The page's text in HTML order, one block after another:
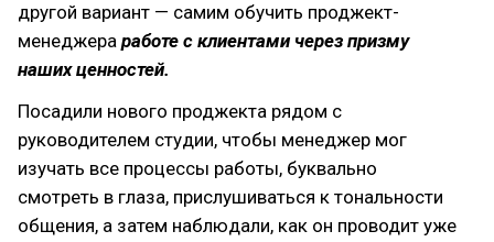
другой вариант — самим обучить проджект-
менеджера работе с клиентами через призму
наших ценностей.
Посадили нового проджекта рядом с
руководителем студии, чтобы менеджер мог
изучать все процессы работы, буквально
смотреть в глаза, прислушиваться к тональности
общения, а затем наблюдали, как он проводит уже